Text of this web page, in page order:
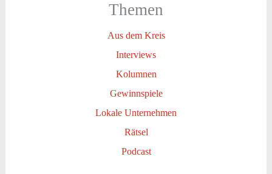
Themen
Aus dem Kreis
Interviews
Kolumnen
Gewinnspiele
Lokale Unternehmen
Rätsel
Podcast